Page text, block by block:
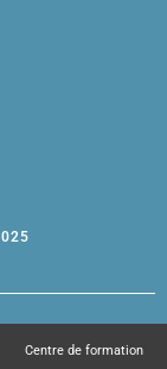
Centre de formation